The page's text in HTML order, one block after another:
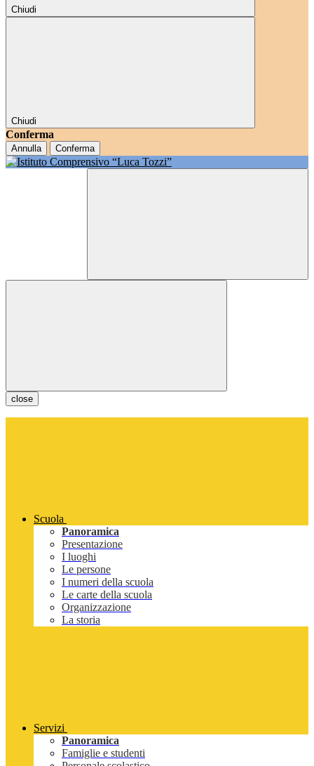
Chiudi
Chiudi
Conferma
Annulla Conferma
close
Scuola
Panoramica
Presentazione
I luoghi
Le persone
I numeri della scuola
Le carte della scuola
Organizzazione
La storia
Servizi
Panoramica
Famiglie e studenti